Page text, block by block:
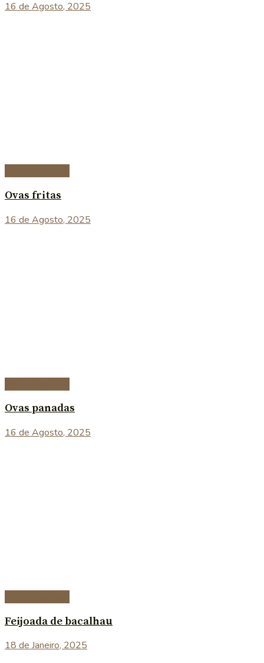
16 de Agosto, 2025
Ovas fritas
16 de Agosto, 2025
Ovas panadas
16 de Agosto, 2025
Feijoada de bacalhau
18 de Janeiro, 2025